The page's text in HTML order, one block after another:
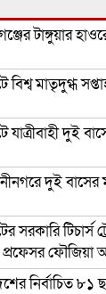
টাঙ্গুয়ার
বিশ্ব মাতৃদুগ্ধ
যাত্রীবাহী দুই
দুই বাসের
সরকারি
ফৌজিয়া
নির্বাচিত ৮১